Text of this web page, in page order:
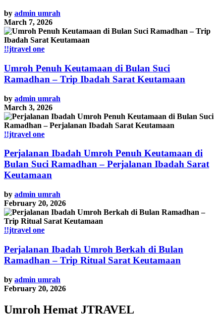
by admin umrah
March 7, 2026
!!jtravel one
Umroh Penuh Keutamaan di Bulan Suci
Ramadhan – Trip Ibadah Sarat Keutamaan
by admin umrah
March 3, 2026
!!jtravel one
Perjalanan Ibadah Umroh Penuh Keutamaan di
Bulan Suci Ramadhan – Perjalanan Ibadah Sarat
Keutamaan
by admin umrah
February 20, 2026
!!jtravel one
Perjalanan Ibadah Umroh Berkah di Bulan
Ramadhan – Trip Ritual Sarat Keutamaan
by admin umrah
February 20, 2026
Umroh Hemat JTRAVEL